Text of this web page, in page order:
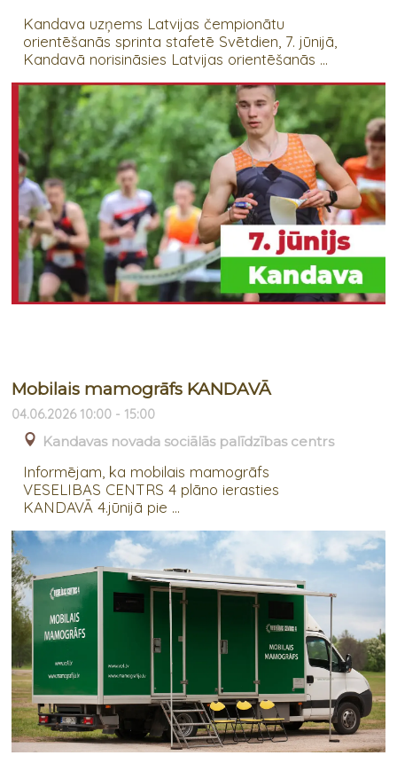
Kandava uzņems Latvijas čempionātu
orientēšanās sprinta stafetē Svētdien, 7. jūnijā,
Kandavā norisināsies Latvijas orientēšanās ...
Mobilais mamogrāfs KANDAVĀ
04.06.2026 10:00 - 15:00
Kandavas novada sociālās palīdzības centrs
Informējam, ka mobilais mamogrāfs
VESELIBAS CENTRS 4 plāno ierasties
KANDAVĀ 4.jūnijā pie ...